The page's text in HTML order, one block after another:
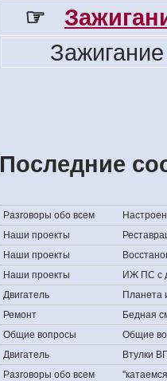
☞
Последние
Разговоры обо всем
Наши проекты
Наши проекты
Наши проекты
ИЖ ПС с
Двигатель
Планета
Ремонт
Бедная
Общие вопросы
Общие
Двигатель
Втулки
Разговоры обо всем